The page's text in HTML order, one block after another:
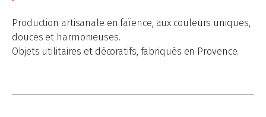
Production artisanale en faïence, aux couleurs uniques,
douces et harmonieuses.
Objets utilitaires et décoratifs, fabriqués en Provence.